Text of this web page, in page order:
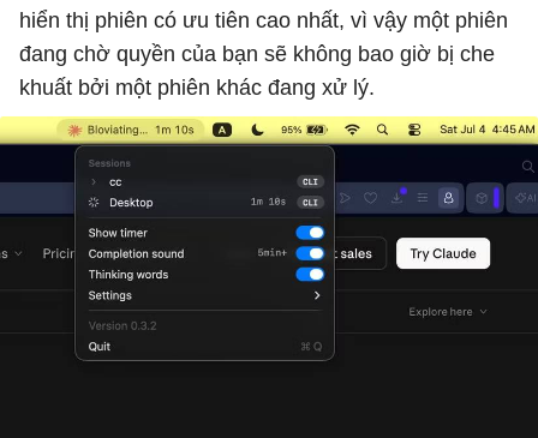
hiển thị phiên có ưu tiên cao nhất, vì vậy một phiên
đang chờ quyền của bạn sẽ không bao giờ bị che
khuất bởi một phiên khác đang xử lý.